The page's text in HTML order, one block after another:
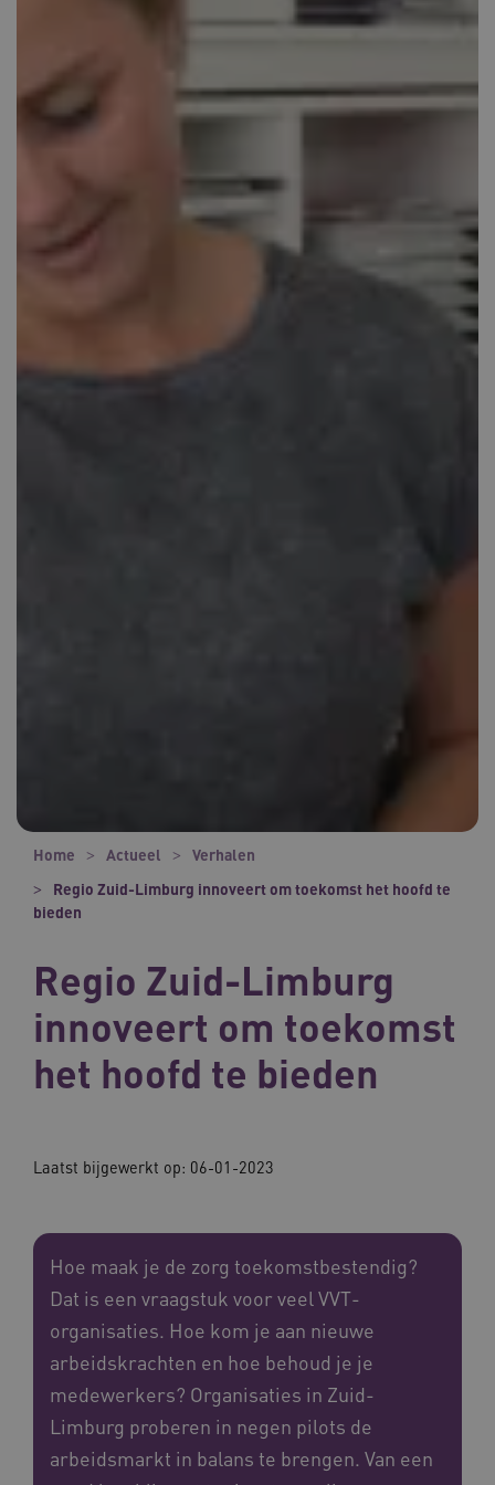
Home Actueel
Verhalen
Regio Zuid-Limburg innoveert om toekomst het hoofd te
bieden
Regio Zuid-Limburg
innoveert om toekomst
het hoofd te bieden
Laatst bijgewerkt op: 06-01-2023
Hoe maak je de zorg toekomstbestendig?
Dat is een vraagstuk voor veel VVT-
organisaties. Hoe kom je aan nieuwe
arbeidskrachten en hoe behoud je je
medewerkers? Organisaties in Zuid-
Limburg proberen in negen pilots de
arbeidsmarkt in balans te brengen. Van een